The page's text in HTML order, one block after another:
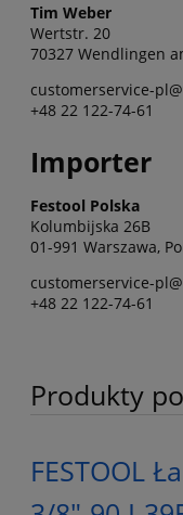
Tim Weber
Wertstr. 20
70327 Wendlingen
customerservice-
+48 22 122-74-61
Importer
Festool Polska
Kolumbijska 26B
01-991 Warszawa,
customerservice-
+48 22 122-74-61
Produkty
FESTOOL